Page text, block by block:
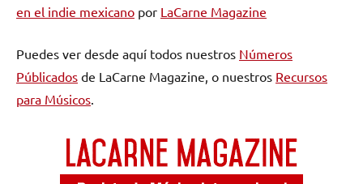
en el indie mexicano por LaCarne Magazine
Puedes ver desde aquí todos nuestros Números
Públicados de LaCarne Magazine, o nuestros Recursos
para Músicos.